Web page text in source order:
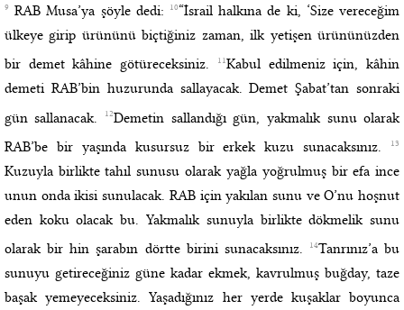
9 RAB Musa’ya şöyle dedi: 10“İsrail halkına de ki, ‘Size vereceğim
ülkeye girip ürününü biçtiğiniz zaman, ilk yetişen ürününüzden
bir demet kâhine götüreceksiniz.
11Kabul edilmeniz için, kâhin
demeti RAB’bin huzurunda sallayacak. Demet Şabat’tan sonraki
gün sallanacak.
12Demetin sallandığı gün, yakmalık sunu olarak
RAB’be bir yaşında kusursuz bir erkek kuzu sunacaksınız.
13
Kuzuyla birlikte tahıl sunusu olarak yağla yoğrulmuş bir efa ince
unun onda ikisi sunulacak. RAB için yakılan sunu ve O’nu hoşnut
eden koku olacak bu. Yakmalık sunuyla birlikte dökmelik sunu
olarak bir hin şarabın dörtte birini sunacaksınız.
14Tanrınız’a bu
sunuyu getireceğiniz güne kadar ekmek, kavrulmuş buğday, taze
başak yemeyeceksiniz. Yaşadığınız her yerde kuşaklar boyunca